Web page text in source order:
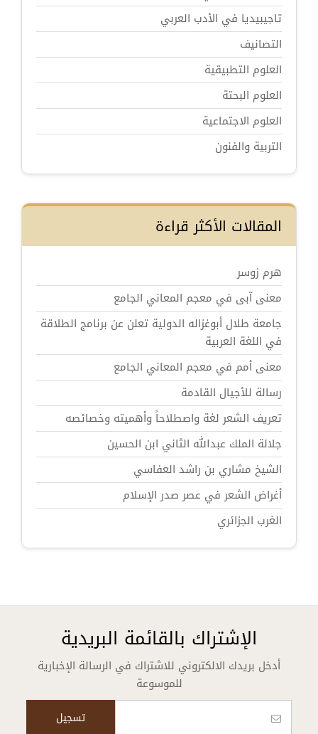
تاجيبيديا في الأدب العربي
التصانيف
العلوم التطبيقية
العلوم البحتة
العلوم الاجتماعية
التربية والفنون
المقالات الأكثر قراءة
هرم زوسر
معنى آبى في معجم المعاني الجامع
جامعة طلال أبوغزاله الدولية تعلن عن برنامج الطلاقة
في اللغة العربية
معنى أمم في معجم المعاني الجامع
رسالة للأجيال القادمة
تعريف الشعر لغة واصطلاحاً وأهميته وخصائصه
جلالة الملك عبدالله الثاني ابن الحسين
الشيخ مشاري بن راشد العفاسي
أغراض الشعر في عصر صدر الإسلام
الغرب الجزائري
الإشتراك بالقائمة البريدية
أدخل بريدك الالكتروني للاشتراك في الرسالة الإخبارية
للموسوعة